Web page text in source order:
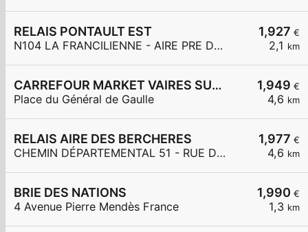
1,927 €
2,1 km
RELAIS PONTAULT EST
N104 LA FRANCILIENNE - AIRE PRE DE L'AULNES ET DE LA GDE MAR
1,949 €
4,6 km
CARREFOUR MARKET VAIRES SUR MARNE
Place du Général de Gaulle
1,977 €
4,6 km
RELAIS AIRE DES BERCHERES
CHEMIN DÉPARTEMENTAL 51 - RUE DES BERCHÈRES
1,990 €
1,3 km
BRIE DES NATIONS
4 Avenue Pierre Mendès France